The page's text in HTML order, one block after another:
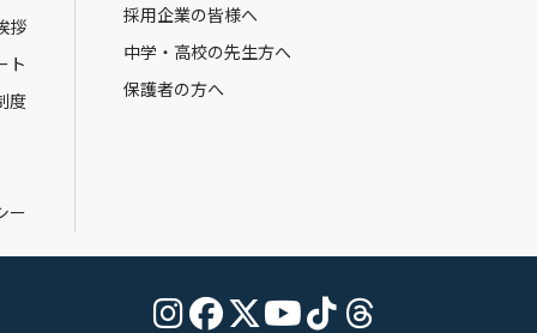
拶
ト
度
ー
採用企業の皆様へ
中学・高校の先生方へ
保護者の方へ